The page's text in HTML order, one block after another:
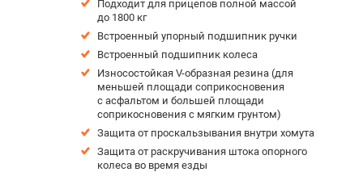
Подходит для прицепов полной массой
до 1800 кг
Встроенный упорный подшипник ручки
Встроенный подшипник колеса
Износостойкая V-образная резина (для
меньшей площади соприкосновения
с асфальтом и большей площади
соприкосновения с мягким грунтом)
Защита от проскальзывания внутри хомута
Защита от раскручивания штока опорного
колеса во время езды